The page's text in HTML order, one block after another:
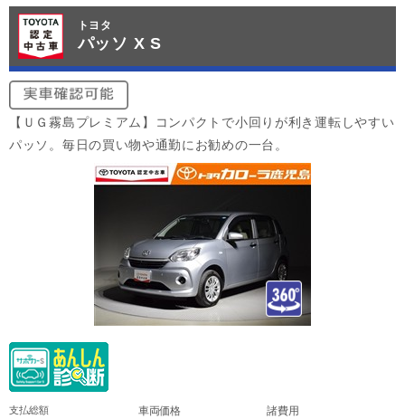
トヨタ
パッソ X S
【ＵＧ霧島プレミアム】コンパクトで小回りが利き運転しやすい
パッソ。毎日の買い物や通勤にお勧めの一台。
支払総額 車両価格 諸費用